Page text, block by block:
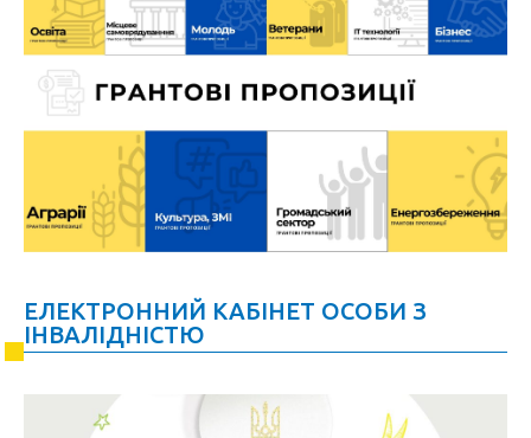
ЕЛЕКТРОННИЙ КАБІНЕТ ОСОБИ З
ІНВАЛІДНІСТЮ